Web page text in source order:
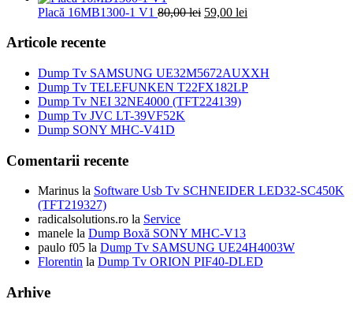
140,00 lei.
Placă 16MB1300-1 V1 80,00lei Prețul
80,00 lei.
59,00 lei
Articole recente
Dump Tv SAMSUNG UE32M5672AUXXH
Dump Tv TELEFUNKEN T22FX182LP
Dump Tv NEI 32NE4000 (TFT224139)
Dump Tv JVC LT-39VF52K
Dump SONY MHC-V41D
Comentarii recente
Marinus la Software Usb Tv SCHNEIDER LED32-SC450K
(TFT219327)
radicalsolutions.ro la Service
manele la Dump Boxă SONY MHC-V13
paulo f05 la Dump Tv SAMSUNG UE24H4003W
Florentin la Dump Tv ORION PIF40-DLED
Arhive